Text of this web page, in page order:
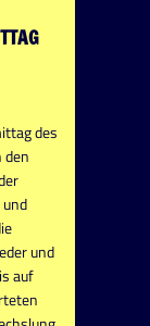
des
den
und
auf